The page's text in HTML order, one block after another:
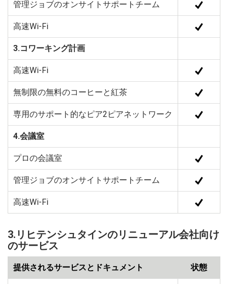
管理ジョブのオンサイトサポートチーム
高速Wi-Fi
3.コワーキング計画
高速Wi-Fi
無制限の無料のコーヒーと紅茶
専用のサポート的なピア2ピアネットワーク
4.会議室
プロの会議室
管理ジョブのオンサイトサポートチーム
高速Wi-Fi
3.リヒテンシュタインのリニューアル会社向け
のサービス
提供されるサービスとドキュメント 状態